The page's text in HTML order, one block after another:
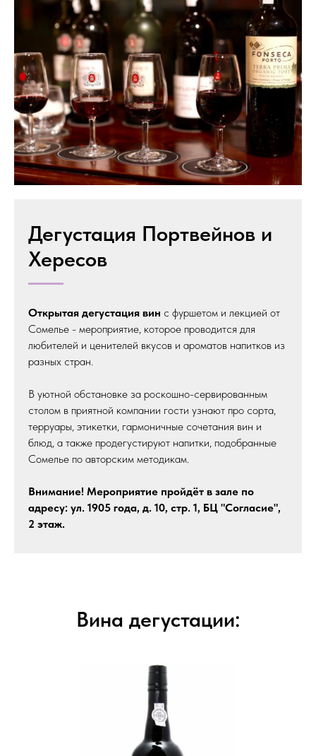
Дегустация Портвейнов и
Хересов
Открытая дегустация вин с фуршетом и лекцией от
Сомелье - мероприятие, которое проводится для
любителей и ценителей вкусов и ароматов напитков из
разных стран.
В уютной обстановке за роскошно-сервированным
столом в приятной компании гости узнают про сорта,
терруары, этикетки, гармоничные сочетания вин и
блюд, а также продегустируют напитки, подобранные
Сомелье по авторским методикам.
Внимание! Мероприятие пройдёт в зале по
адресу: ул. 1905 года, д. 10, стр. 1, БЦ "Согласие",
2 этаж.
Вина дегустации: